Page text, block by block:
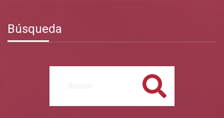
Búsqueda
Buscar